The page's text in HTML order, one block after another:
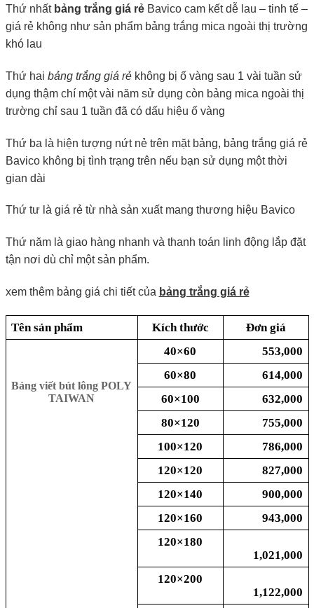
Thứ nhất bảng trắng giá rẻBavico cam kết dễ lau – tinh tế –
giá rẻ không như sản phẩm bảng trắng mica ngoài thị trường
khó lau
Thứ hai bảng trắng giá rẻkhông bị ố vàng sau 1 vài tuần sử
dụng thậm chí một vài năm sử dụng còn bảng mica ngoài thị
trường chỉ sau 1 tuần đã có dấu hiệu ố vàng
Thứ ba là hiện tượng nứt nẻ trên mặt bảng, bảng trắng giá rẻ
Bavico không bị tình trạng trên nếu bạn sử dụng một thời
gian dài
Thứ tư là giá rẻ từ nhà sản xuất mang thương hiệu Bavico
Thứ năm là giao hàng nhanh và thanh toán linh động lắp đặt
tận nơi dù chỉ một sản phẩm.
xem thêm bảng giá chi tiết của bảng trắng giá rẻ
Tên sản phẩm Kích thước Đơn giá
Bảng viết bút lông POLY
TAIWAN
40×60
553,000
60×80
614,000
60×100
632,000
80×120
755,000
100×120
786,000
120×120
827,000
120×140
900,000
120×160
943,000
120×180
1,021,000
120×200
1,122,000